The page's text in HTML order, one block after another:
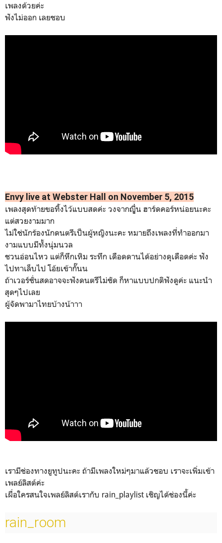
เพลงด้วยค่ะ
ฟังไม่ออก เลยชอบ
Envy live at Webster Hall on November 5, 2015
เพลงสุดท้ายขอทิ้งไว้แบบสดค่ะ วงจากญีุ่่น ฮาร์ดคอร์หน่อยนะคะ
แต่สวยงามมาก
ไม่ใช่นักร้องนักดนตรีเป็นผู้หญิงนะคะ หมายถึงเพลงที่ทำออกมา
งามแบบมีทั้งนุ่มนวล
ชวนอ่อนไหว แต่ก็หึกเหิม ระทึก เดือดดานได้อย่างดุเดือดค่ะ ฟัง
ไปทาเล็บไป โอ้ยเข้ากั๊นน
ถ้าเวอร์ชั่นสดอาจจะฟังดนตรีไม่ชัด ก็หาแบบปกติฟังดูค่ะ แนะนำ
สุดๆไปเลย
ผู้จัดพามาไทยบ้างน้าาา
เรามีช่องทางยูทูปนะคะ ถ้ามีเพลงใหม่ๆมาแล้วชอบ เราจะเพิ่มเข้า
เพลย์ลิสต์ค่ะ
เผื่อใครสนใจเพลย์ลิสต์เรากับ rain_playlist เชิญได้ช่องนี้ค่ะ
rain_room